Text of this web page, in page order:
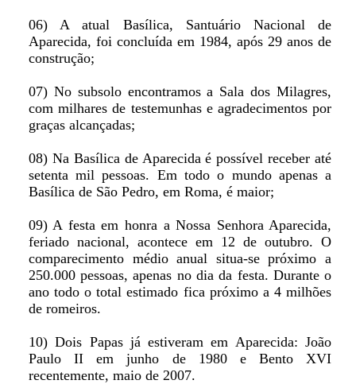
06) A atual Basílica, Santuário Nacional de
Aparecida, foi concluída em 1984, após 29 anos de
construção;
07) No subsolo encontramos a Sala dos Milagres,
com milhares de testemunhas e agradecimentos por
graças alcançadas;
08) Na Basílica de Aparecida é possível receber até
setenta mil pessoas. Em todo o mundo apenas a
Basílica de São Pedro, em Roma, é maior;
09) A festa em honra a Nossa Senhora Aparecida,
feriado nacional, acontece em 12 de outubro. O
comparecimento médio anual situa-se próximo a
250.000 pessoas, apenas no dia da festa. Durante o
ano todo o total estimado fica próximo a 4 milhões
de romeiros.
10) Dois Papas já estiveram em Aparecida: João
Paulo II em junho de 1980 e Bento XVI
recentemente, maio de 2007.